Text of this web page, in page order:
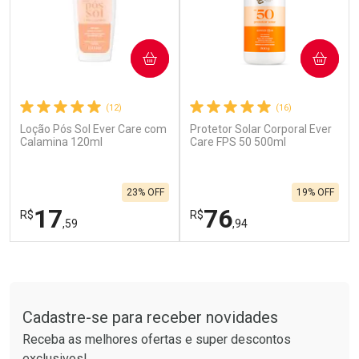
Ativar Desconto
Por R$ 664,02/cada
Ativar Desconto
(12)
Loção Pós Sol Ever Care com
Calamina 120ml
R$17,59
23% OFF
COMPRAR
Laboratório
Por Menos
(16)
Protetor Solar Corporal Ever
Care FPS 50 500ml
R$76,94
19% OFF
COMPRAR
Laboratório
Por Menos
Cadastre-se para receber novidades
Receba as melhores ofertas e super descontos